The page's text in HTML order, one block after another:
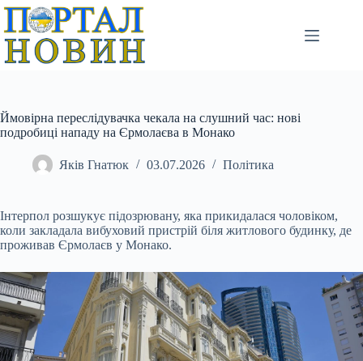
Перейти
вмісту
Ймовірна переслідувачка чекала на слушний час: нові
подробиці нападу на Єрмолаєва в Монако
Яків Гнатюк 03.07.2026 Політика
Інтерпол розшукує підозрювану, яка прикидалася чоловіком,
коли закладала вибуховий пристрій біля житлового будинку, де
проживав Єрмолаєв у Монако.